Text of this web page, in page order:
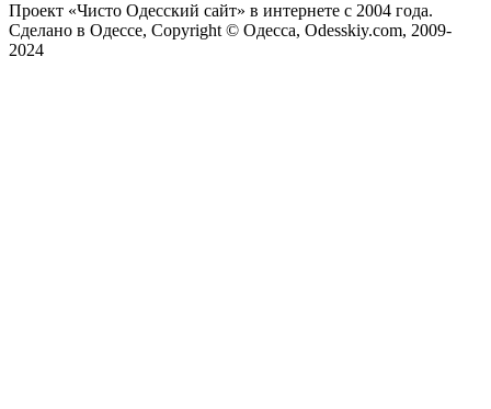
Проект «Чисто Одесский сайт» в интернете с 2004 года.
Сделано в Одессе, Copyright © Одесса, Odesskiy.com, 2009-
2024